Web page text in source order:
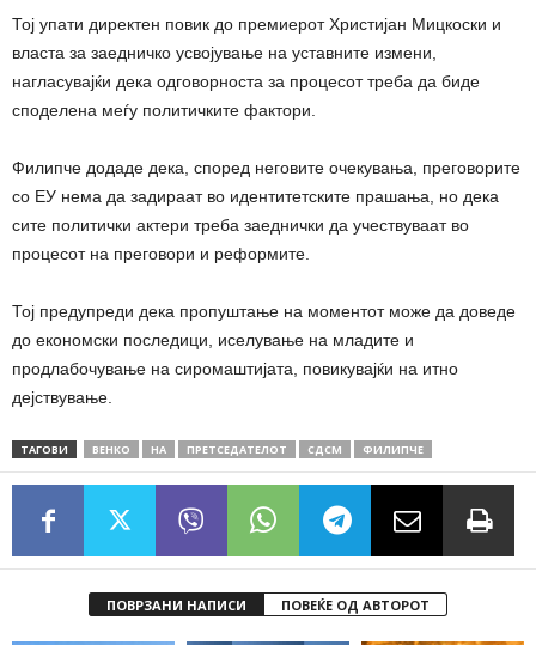
Тој упати директен повик до премиерот Христијан Мицкоски и
власта за заедничко усвојување на уставните измени,
нагласувајќи дека одговорноста за процесот треба да биде
споделена меѓу политичките фактори.
Филипче додаде дека, според неговите очекувања, преговорите
со ЕУ нема да задираат во идентитетските прашања, но дека
сите политички актери треба заеднички да учествуваат во
процесот на преговори и реформите.
Тој предупреди дека пропуштање на моментот може да доведе
до економски последици, иселување на младите и
продлабочување на сиромаштијата, повикувајќи на итно
дејствување.
ТАГОВИ ВЕНКО НА ПРЕТСЕДАТЕЛОТ СДСМ ФИЛИПЧЕ
ПОВРЗАНИ НАПИСИ ПОВЕЌЕ ОД АВТОРОТ